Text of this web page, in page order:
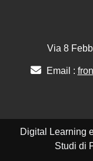
Via 8
Email :
Digital Learning
Studi di